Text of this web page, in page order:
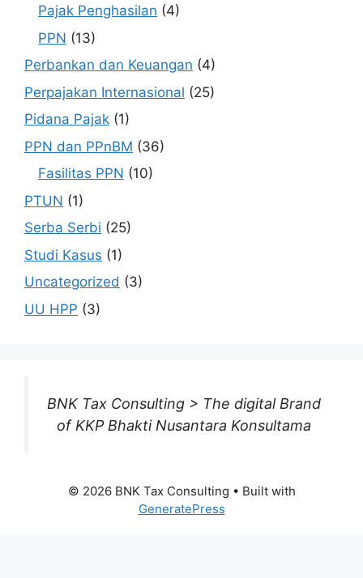
Pajak Penghasilan (4)
PPN (13)
Perbankan dan Keuangan (4)
Perpajakan Internasional (25)
Pidana Pajak (1)
PPN dan PPnBM (36)
Fasilitas PPN (10)
PTUN (1)
Serba Serbi (25)
Studi Kasus (1)
Uncategorized (3)
UU HPP (3)
BNK Tax Consulting > The digital Brand
of KKP Bhakti Nusantara Konsultama
© 2026 BNK Tax Consulting • Built with
GeneratePress